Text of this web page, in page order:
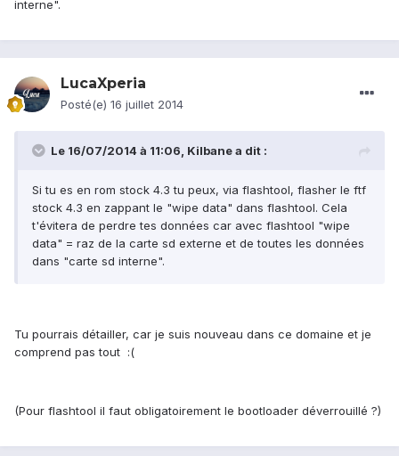
interne".
LucaXperia
Posté(e) 16 juillet 2014
Le 16/07/2014 à 11:06, Kilbane a dit :
Si tu es en rom stock 4.3 tu peux, via flashtool, flasher le ftf
stock 4.3 en zappant le "wipe data" dans flashtool. Cela
t'évitera de perdre tes données car avec flashtool "wipe
data" = raz de la carte sd externe et de toutes les données
dans "carte sd interne".
Tu pourrais détailler, car je suis nouveau dans ce domaine et je
comprend pas tout :(
(Pour flashtool il faut obligatoirement le bootloader déverrouillé ?)